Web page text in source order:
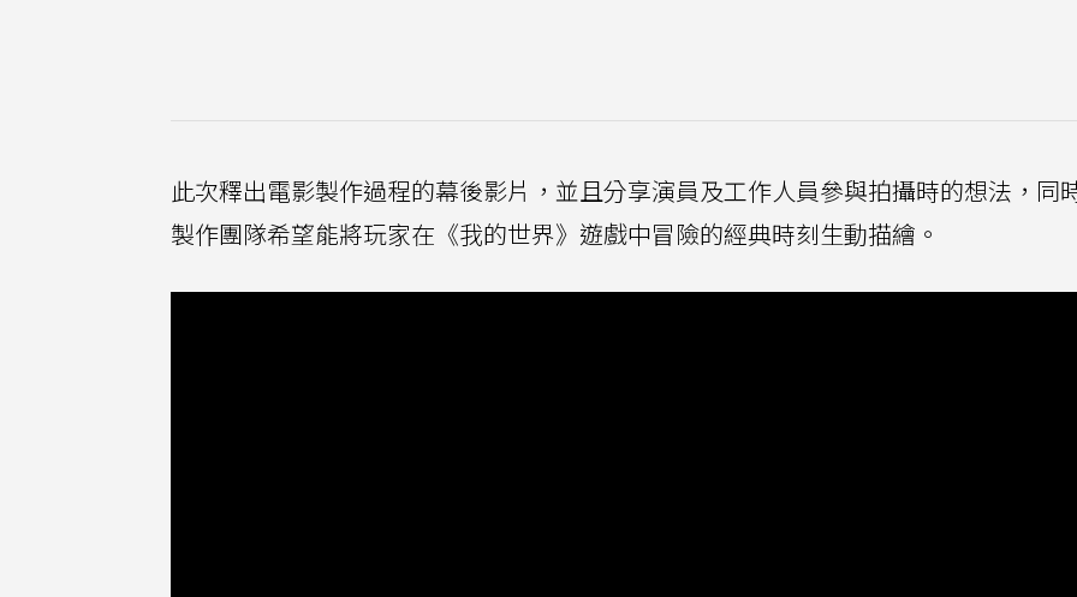
此次釋出電影製作過程的幕後影片，並且分享演員及工作人員參與拍攝時的想法，同
製作團隊希望能將玩家在《我的世界》遊戲中冒險的經典時刻生動描繪。